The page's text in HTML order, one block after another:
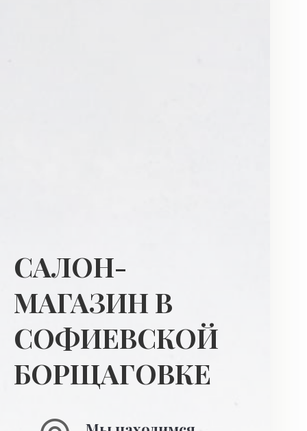
САЛОН-
МАГАЗИН В
СОФИЕВСКОЙ
БОРЩАГОВКЕ